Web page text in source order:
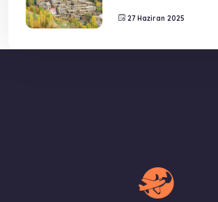
27 Haziran 2025